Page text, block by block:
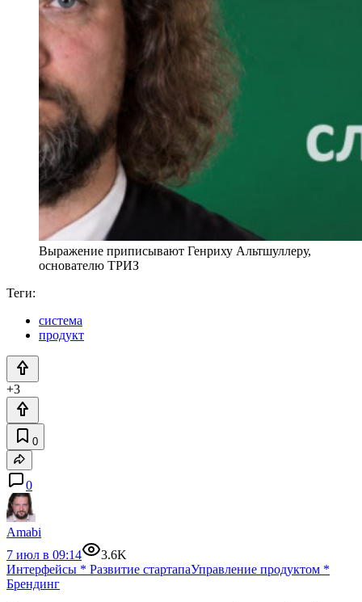
Выражение приписывают Генриху Альтшуллеру,
основателю ТРИЗ
Теги:
система
продукт
+3
0
0
Amabi
7 июл в 09:14
3.6K
Интерфейсы * Развитие стартапаУправление продуктом *
Брендинг